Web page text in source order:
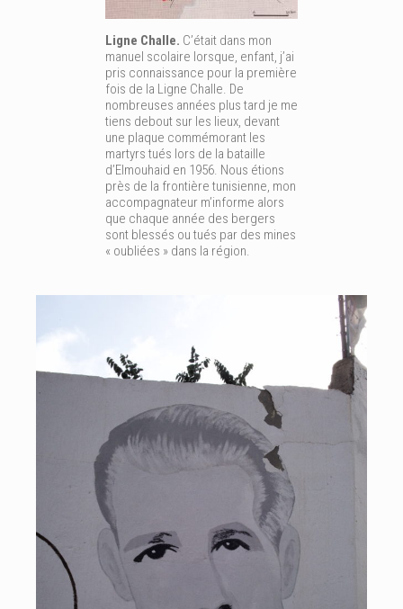
Ligne Challe. C’était dans mon
manuel scolaire lorsque, enfant, j’ai
pris connaissance pour la première
fois de la Ligne Challe. De
nombreuses années plus tard je me
tiens debout sur les lieux, devant
une plaque commémorant les
martyrs tués lors de la bataille
d’Elmouhaid en 1956. Nous étions
près de la frontière tunisienne, mon
accompagnateur m’informe alors
que chaque année des bergers
sont blessés ou tués par des mines
« oubliées » dans la région.